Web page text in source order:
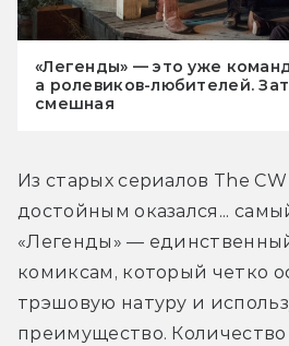
«Легенды» — это уже
а ролевиков-любителей.
смешная
Из старых сериалов The
достойным оказался...
«Легенды» —
комиксам, который четко
трэшовую натуру и
преимущество.